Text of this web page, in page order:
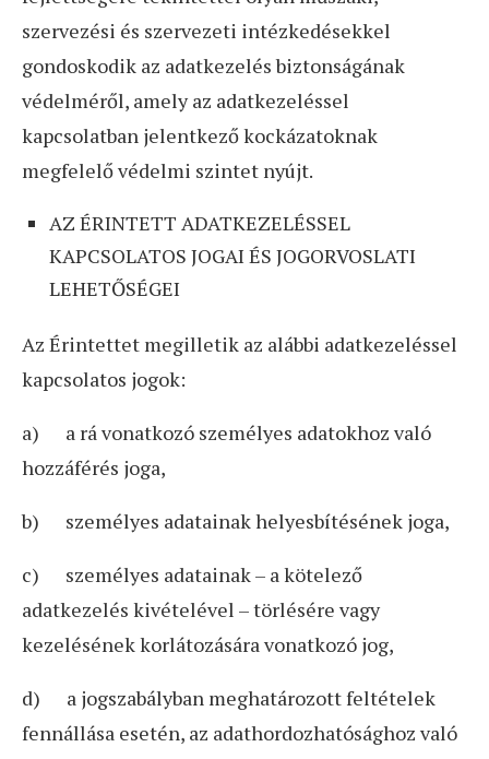
szervezési és szervezeti intézkedésekkel
gondoskodik az adatkezelés biztonságának
védelméről, amely az adatkezeléssel
kapcsolatban jelentkező kockázatoknak
megfelelő védelmi szintet nyújt.
AZ ÉRINTETT ADATKEZELÉSSEL
KAPCSOLATOS JOGAI ÉS JOGORVOSLATI
LEHETŐSÉGEI
Az Érintettet megilletik az alábbi adatkezeléssel
kapcsolatos jogok:
a) a rá vonatkozó személyes adatokhoz való
hozzáférés joga,
b) személyes adatainak helyesbítésének joga,
c) személyes adatainak – a kötelező
adatkezelés kivételével – törlésére vagy
kezelésének korlátozására vonatkozó jog,
d) a jogszabályban meghatározott feltételek
fennállása esetén, az adathordozhatósághoz való